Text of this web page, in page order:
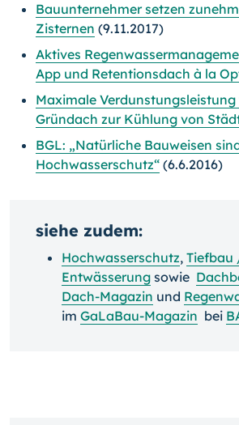
Bauunternehmer setzen
Zisternen (9.11.2017)
Aktives
App und Retentionsdach à la
Maximale
Gründach zur Kühlung von
BGL: „Natürliche Bauweisen
Hochwasserschutz“ (6.6.2016)
siehe zudem:
Hochwasserschutz, Tiefbau
Entwässerung sowie
Dach-Magazin und
im GaLaBau-Magazin bei